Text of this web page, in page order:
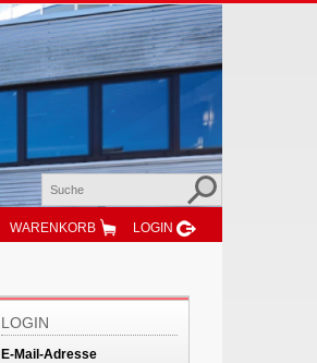
WARENKORB LOGIN
LOGIN
E-Mail-Adresse